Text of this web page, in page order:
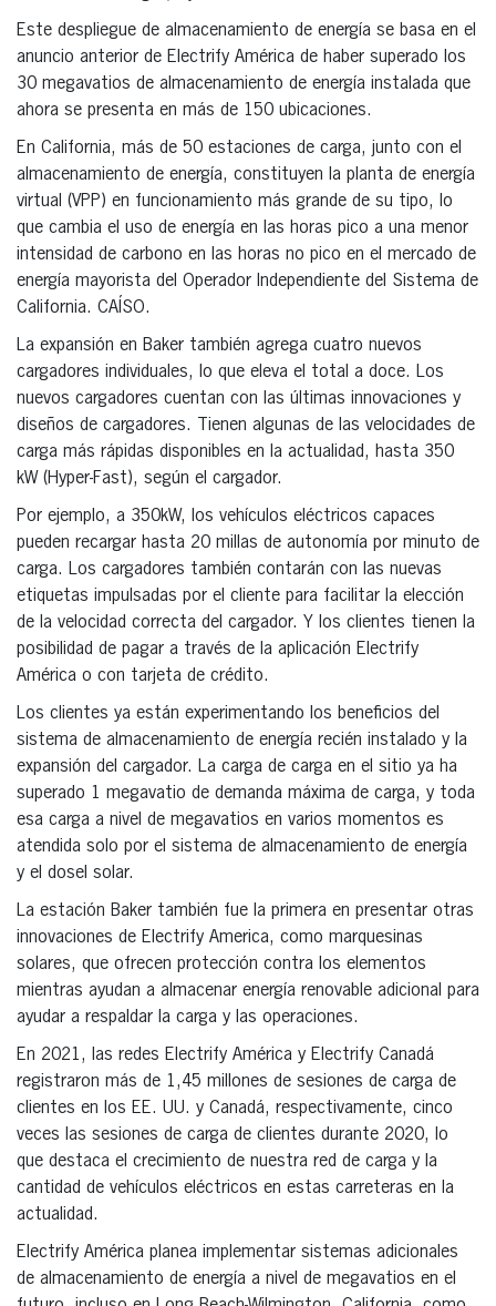
Este despliegue de almacenamiento de energía se basa en el
anuncio anterior de Electrify América de haber superado los
30 megavatios de almacenamiento de energía instalada que
ahora se presenta en más de 150 ubicaciones.
En California, más de 50 estaciones de carga, junto con el
almacenamiento de energía, constituyen la planta de energía
virtual (VPP) en funcionamiento más grande de su tipo, lo
que cambia el uso de energía en las horas pico a una menor
intensidad de carbono en las horas no pico en el mercado de
energía mayorista del Operador Independiente del Sistema de
California. CAÍSO.
La expansión en Baker también agrega cuatro nuevos
cargadores individuales, lo que eleva el total a doce. Los
nuevos cargadores cuentan con las últimas innovaciones y
diseños de cargadores. Tienen algunas de las velocidades de
carga más rápidas disponibles en la actualidad, hasta 350
kW (Hyper-Fast), según el cargador.
Por ejemplo, a 350kW, los vehículos eléctricos capaces
pueden recargar hasta 20 millas de autonomía por minuto de
carga. Los cargadores también contarán con las nuevas
etiquetas impulsadas por el cliente para facilitar la elección
de la velocidad correcta del cargador. Y los clientes tienen la
posibilidad de pagar a través de la aplicación Electrify
América o con tarjeta de crédito.
Los clientes ya están experimentando los beneficios del
sistema de almacenamiento de energía recién instalado y la
expansión del cargador. La carga de carga en el sitio ya ha
superado 1 megavatio de demanda máxima de carga, y toda
esa carga a nivel de megavatios en varios momentos es
atendida solo por el sistema de almacenamiento de energía
y el dosel solar.
La estación Baker también fue la primera en presentar otras
innovaciones de Electrify America, como marquesinas
solares, que ofrecen protección contra los elementos
mientras ayudan a almacenar energía renovable adicional para
ayudar a respaldar la carga y las operaciones.
En 2021, las redes Electrify América y Electrify Canadá
registraron más de 1,45 millones de sesiones de carga de
clientes en los EE. UU. y Canadá, respectivamente, cinco
veces las sesiones de carga de clientes durante 2020, lo
que destaca el crecimiento de nuestra red de carga y la
cantidad de vehículos eléctricos en estas carreteras en la
actualidad.
Electrify América planea implementar sistemas adicionales
de almacenamiento de energía a nivel de megavatios en el